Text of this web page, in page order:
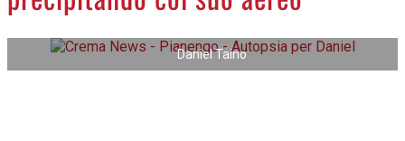
Daniel Taino